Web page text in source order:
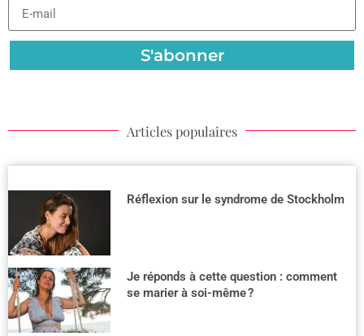
S'abonner
Articles populaires
Réflexion sur le syndrome de Stockholm
Je réponds à cette question : comment
se marier à soi-même ?